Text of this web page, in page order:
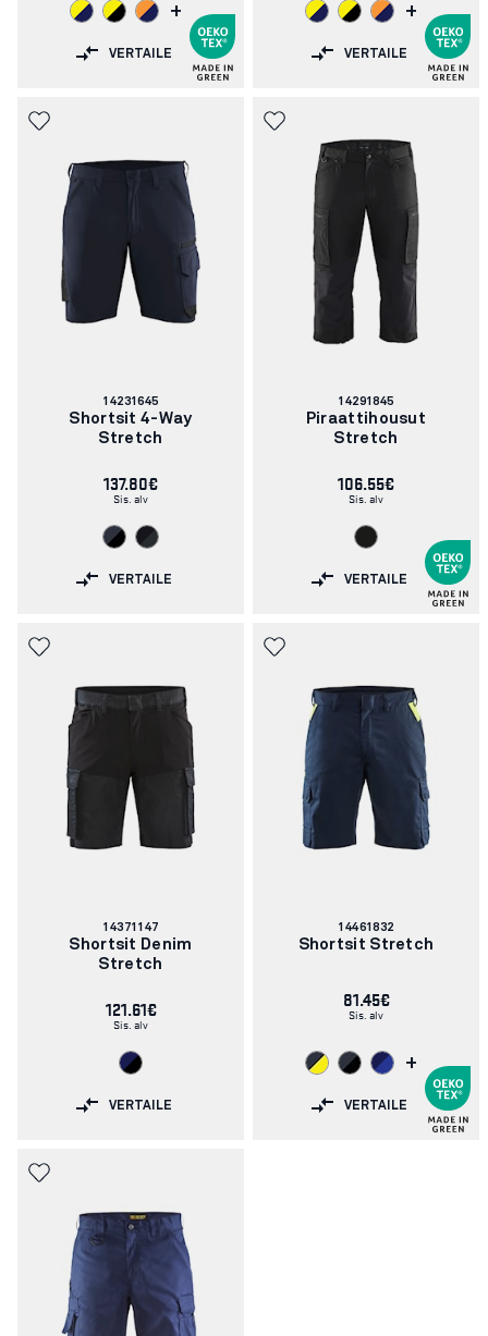
+
VERTAILE
+
VERTAILE
Tuotenumero:
14231645
Shortsit 4-Way
Stretch
137.80€
Sis. alv
VERTAILE
Tuotenumero:
14291845
Piraattihousut
Stretch
106.55€
Sis. alv
VERTAILE
Tuotenumero:
14371147
Shortsit Denim
Stretch
121.61€
Sis. alv
VERTAILE
Tuotenumero:
14461832
Shortsit Stretch
81.45€
Sis. alv
+
VERTAILE